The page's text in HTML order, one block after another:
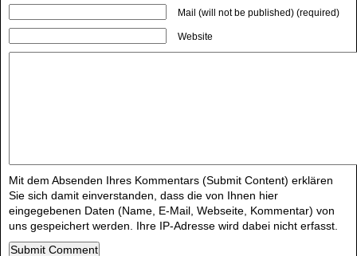
Mail (will not be published) (required)
Website
Mit dem Absenden Ihres Kommentars (Submit Content) erklären
Sie sich damit einverstanden, dass die von Ihnen hier
eingegebenen Daten (Name, E-Mail, Webseite, Kommentar) von
uns gespeichert werden. Ihre IP-Adresse wird dabei nicht erfasst.